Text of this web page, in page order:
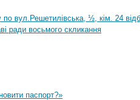
по вул.Решетилівська, ½, кім. 24
ради восьмого скликання
паспорт?»